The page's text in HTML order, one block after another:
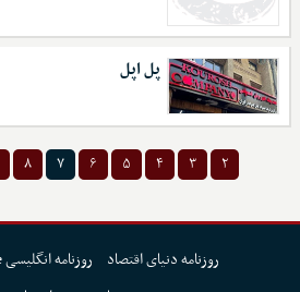
پل اپل
۲ ۳ ۴ ۵ ۶ ۷ ۸
روزنامه دنیای اقتصاد
روزنامه انگلیسی Financial Tribune